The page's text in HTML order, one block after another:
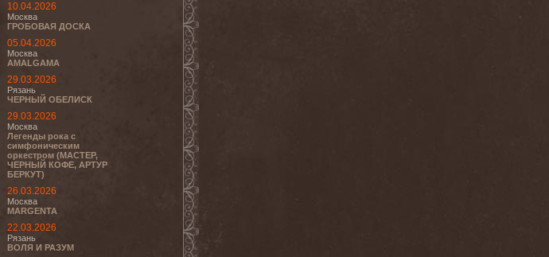
10.04.2026
Москва
ГРОБОВАЯ ДОСКА
05.04.2026
Москва
AMALGAMA
29.03.2026
Рязань
ЧЕРНЫЙ ОБЕЛИСК
29.03.2026
Москва
Легенды рока с
симфоническим
оркестром (МАСТЕР,
ЧЕРНЫЙ КОФЕ, АРТУР
БЕРКУТ)
26.03.2026
Москва
MARGENTA
22.03.2026
Рязань
ВОЛЯ И РАЗУМ